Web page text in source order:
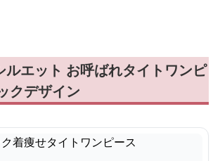
ルエット お呼ばれタイトワンピ
クデザイン